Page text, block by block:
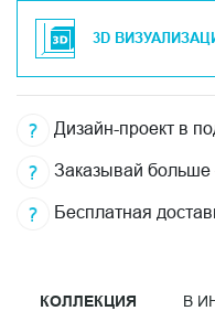
3D
Дизайн-проект в
Заказывай
Бесплатная
КОЛЛЕКЦИЯ В